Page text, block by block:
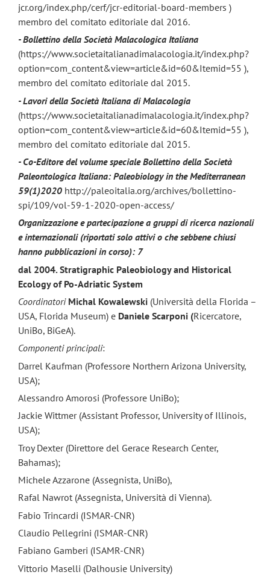
jcr.org/index.php/cerf/jcr-editorial-board-members )
membro del comitato editoriale dal 2016.
- Bollettino della Società Malacologica Italiana
(https://www.societaitalianadimalacologia.it/index.php?
option=com_content&view=article&id=60&Itemid=55 ),
membro del comitato editoriale dal 2015.
- Lavori della Società Italiana di Malacologia
(https://www.societaitalianadimalacologia.it/index.php?
option=com_content&view=article&id=60&Itemid=55 ),
membro del comitato editoriale dal 2015.
- Co-Editore del volume speciale Bollettino della Società
Paleontologica Italiana: Paleobiology in the Mediterranean
59(1)2020 http://paleoitalia.org/archives/bollettino-
spi/109/vol-59-1-2020-open-access/
Organizzazione e partecipazione a gruppi di ricerca nazionali
e internazionali (riportati solo attivi o che sebbene chiusi
hanno pubblicazioni in corso): 7
dal 2004. Stratigraphic Paleobiology and Historical
Ecology of Po-Adriatic System
Coordinatori Michal Kowalewski (Università della Florida –
USA, Florida Museum) e Daniele Scarponi (Ricercatore,
UniBo, BiGeA).
Componenti principali:
Darrel Kaufman (Professore Northern Arizona University,
USA);
Alessandro Amorosi (Professore UniBo);
Jackie Wittmer (Assistant Professor, University of Illinois,
USA);
Troy Dexter (Direttore del Gerace Research Center,
Bahamas);
Michele Azzarone (Assegnista, UniBo),
Rafal Nawrot (Assegnista, Università di Vienna).
Fabio Trincardi (ISMAR-CNR)
Claudio Pellegrini (ISMAR-CNR)
Fabiano Gamberi (ISAMR-CNR)
Vittorio Maselli (Dalhousie University)